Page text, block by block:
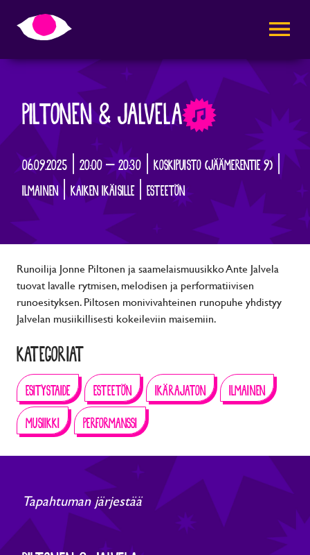
PILTONEN & JALVELA
06.09.2025 | 20:00 – 20:30 | KOSKIPUISTO (JÄÄMERENTIE 9) |
ILMAINEN | KAIKEN IKÄISILLE | ESTEETÖN
Runoilija Jonne Piltonen ja saamelaismuusikko Ante Jalvela
tuovat lavalle rytmisen, melodisen ja performatiivisen
runoesityksen. Piltosen monivivahteinen runopuhe yhdistyy
Jalvelan musiikillisesti kokeileviin maisemiin.
KATEGORIAT
ESITYSTAIDE ESTEETÖN IKÄRAJATON
ILMAINEN
MUSIIKKI
PERFORMANSSI
Tapahtuman järjestää